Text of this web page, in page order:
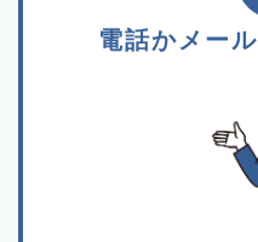
電話かメー